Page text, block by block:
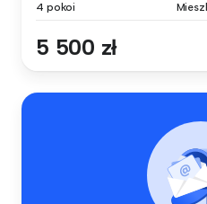
4 pokoi
5 500 zł